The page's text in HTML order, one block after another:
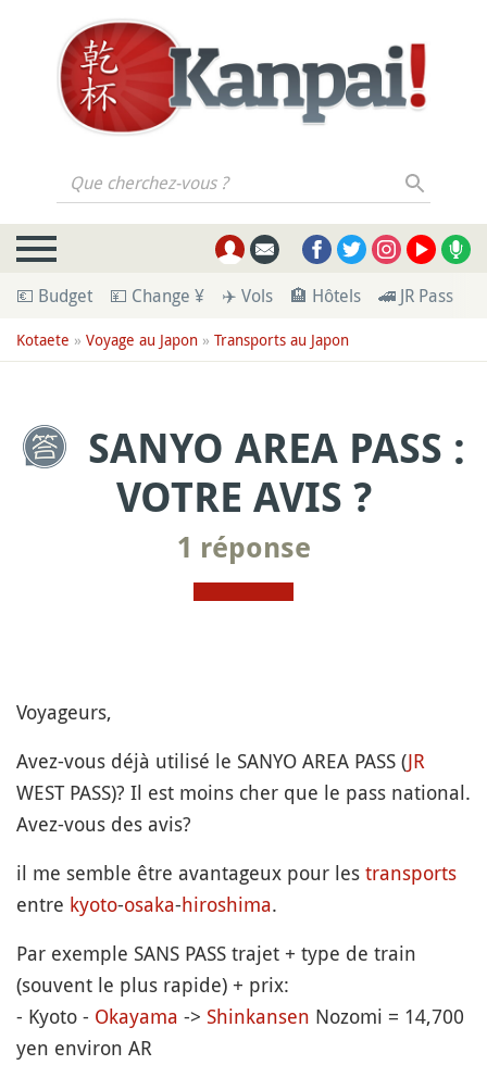
Que cherchez-vous ?
💶 Budget 💴 Change ¥ ✈️ Vols 🏨 Hôtels 🚄 JR Pass
Kotaete » Voyage au Japon » Transports au Japon
SANYO AREA PASS :
VOTRE AVIS ?
1 réponse
Voyageurs,
Avez-vous déjà utilisé le SANYO AREA PASS (JR
WEST PASS)? Il est moins cher que le pass national.
Avez-vous des avis?
il me semble être avantageux pour les transports
entre kyoto-osaka-hiroshima.
Par exemple SANS PASS trajet + type de train
(souvent le plus rapide) + prix:
- Kyoto - Okayama -> Shinkansen Nozomi = 14,700
yen environ AR